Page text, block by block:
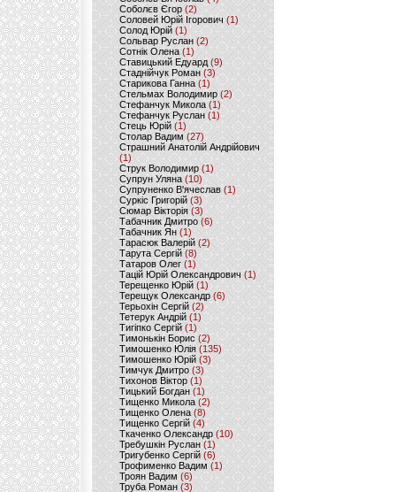
Соболєв Єгор(2)
Соловей Юрій Ігорович (1)
Солод Юрій (1)
Сольвар Руслан (2)
Сотнік Олена(1)
Ставицький Едуард (9)
Стаднійчук Роман(3)
Старикова Ганна (1)
Стельмах Володимир(2)
Стефанчук Микола (1)
Стефанчук Руслан (1)
Стець Юрій (1)
Столар Вадим(27)
Страшний Анатолій Андрійович
(1)
Струк Володимир (1)
Супрун Уляна (10)
Супруненко В'ячеслав (1)
Суркіс Григорій (3)
Сюмар Вікторія (3)
Табачник Дмитро (6)
Табачник Ян(1)
Тарасюк Валерій (2)
Тарута Сергій (8)
Татаров Олег(1)
Тацій Юрій Олександрович(1)
Терещенко Юрій(1)
Терещук Олександр(6)
Терьохін Сергій (2)
Тетерук Андрій (1)
Тигіпко Сергій(1)
Тимонькін Борис (2)
Тимошенко Юлія (135)
Тимошенко Юрій(3)
Тимчук Дмитро (3)
Тихонов Віктор (1)
Тицький Богдан (1)
Тищенко Микола (2)
Тищенко Олена (8)
Тищенко Сергій (4)
Ткаченко Олександр (10)
Требушкін Руслан (1)
Тригубенко Сергій(6)
Трофименко Вадим (1)
Троян Вадим (6)
Труба Роман(3)